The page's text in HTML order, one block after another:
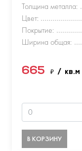
Толщина металла:
Цвет:
Покрытие:
Ширина общая:
665 ₽ / кв.м
В КОРЗИНУ